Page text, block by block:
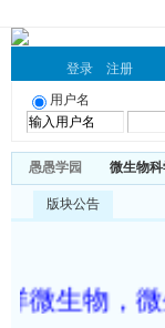
登录 注册
用户名
愚愚学园 微生物科
版块公告
生物，